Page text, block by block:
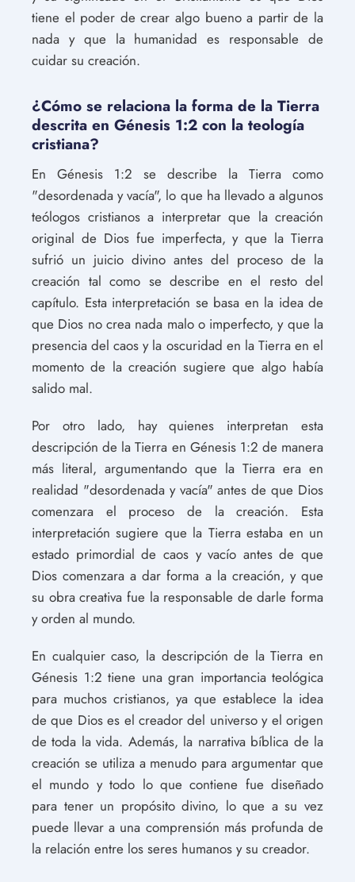
tiene el poder de crear algo bueno a partir de la
nada y que la humanidad es responsable de
cuidar su creación.
¿Cómo se relaciona la forma de la Tierra
descrita en Génesis 1:2 con la teología
cristiana?
En Génesis 1:2 se describe la Tierra como
"desordenada y vacía", lo que ha llevado a algunos
teólogos cristianos a interpretar que la creación
original de Dios fue imperfecta, y que la Tierra
sufrió un juicio divino antes del proceso de la
creación tal como se describe en el resto del
capítulo. Esta interpretación se basa en la idea de
que Dios no crea nada malo o imperfecto, y que la
presencia del caos y la oscuridad en la Tierra en el
momento de la creación sugiere que algo había
salido mal.
Por otro lado, hay quienes interpretan esta
descripción de la Tierra en Génesis 1:2 de manera
más literal, argumentando que la Tierra era en
realidad "desordenada y vacía" antes de que Dios
comenzara el proceso de la creación. Esta
interpretación sugiere que la Tierra estaba en un
estado primordial de caos y vacío antes de que
Dios comenzara a dar forma a la creación, y que
su obra creativa fue la responsable de darle forma
y orden al mundo.
En cualquier caso, la descripción de la Tierra en
Génesis 1:2 tiene una gran importancia teológica
para muchos cristianos, ya que establece la idea
de que Dios es el creador del universo y el origen
de toda la vida. Además, la narrativa bíblica de la
creación se utiliza a menudo para argumentar que
el mundo y todo lo que contiene fue diseñado
para tener un propósito divino, lo que a su vez
puede llevar a una comprensión más profunda de
la relación entre los seres humanos y su creador.